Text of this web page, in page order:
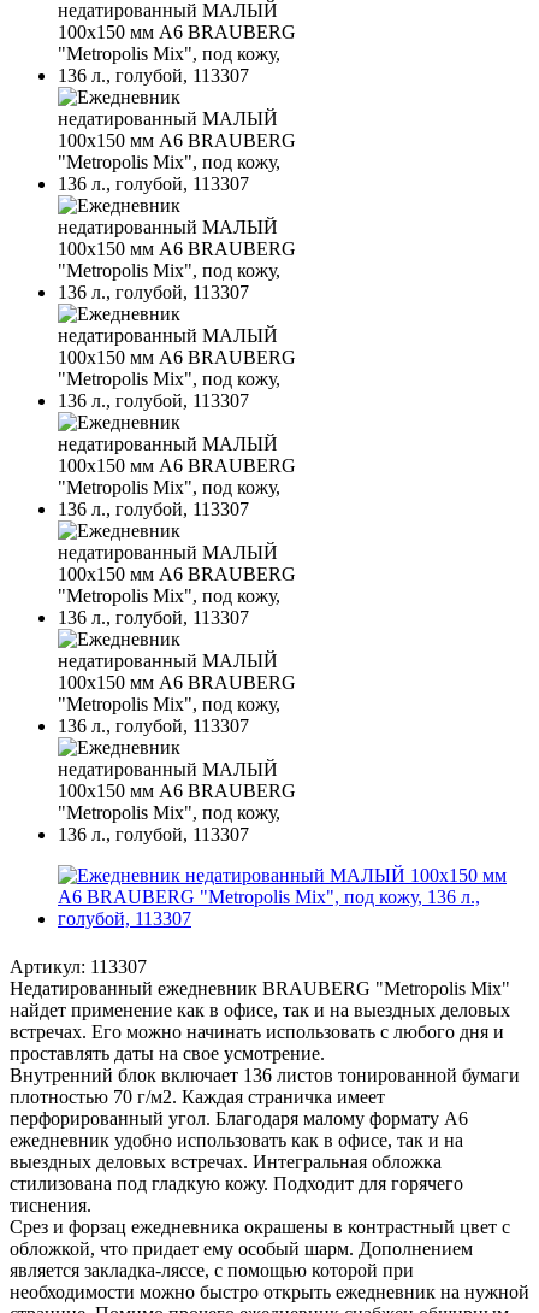
Артикул: 113307
Недатированный ежедневник BRAUBERG "Metropolis Mix"
найдет применение как в офисе, так и на выездных деловых
встречах. Его можно начинать использовать с любого дня и
проставлять даты на свое усмотрение.
Внутренний блок включает 136 листов тонированной бумаги
плотностью 70 г/м2. Каждая страничка имеет
перфорированный угол. Благодаря малому формату А6
ежедневник удобно использовать как в офисе, так и на
выездных деловых встречах. Интегральная обложка
стилизована под гладкую кожу. Подходит для горячего
тиснения.
Срез и форзац ежедневника окрашены в контрастный цвет с
обложкой, что придает ему особый шарм. Дополнением
является закладка-ляссе, с помощью которой при
необходимости можно быстро открыть ежедневник на нужной